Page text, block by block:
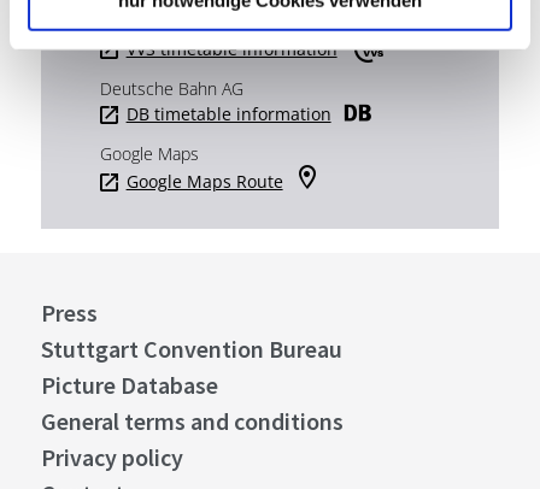
Verkehrs- und Tarifverbund Stuttgart GmbH
VVS timetable information
Deutsche Bahn AG
DB timetable information
Google Maps
Google Maps Route
Press
Stuttgart Convention Bureau
Picture Database
General terms and conditions
Privacy policy